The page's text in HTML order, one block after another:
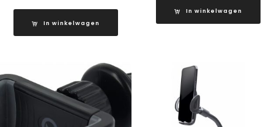
In winkelwagen
In winkelwagen